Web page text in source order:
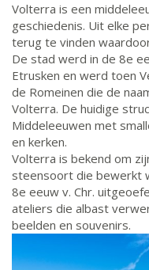
Volterra is een
geschiedenis. Uit elke
terug te vinden
De stad werd in de 8e
Etrusken en werd toen
de Romeinen die de
Volterra. De huidige
Middeleeuwen met
en kerken.
Volterra is bekend om
steensoort die bewerkt
8e eeuw v. Chr.
ateliers die albast
beelden en souvenirs.